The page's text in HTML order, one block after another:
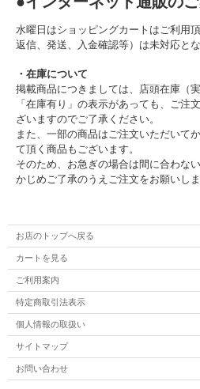
水曜日はショッピングカートはご利用
返信、発送、入金確認等）は未対応とな
・在庫について
掲載商品につきましては、店頭在庫（
「在庫有り」の表示があっても、ご注
ざいますのでご了承ください。
また、一部の商品はご注文いただいて
て頂く商品もございます。
そのため、お急ぎの場合は間に合わな
かじめご了承のうえご注文をお願いしま
お店のトップへ戻る
カートを見る
ご利用案内
特定商取引法表示
個人情報の取扱い
サイトマップ
お問い合わせ